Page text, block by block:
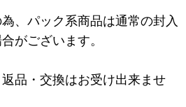
、パック系商品は通常の封入
がございます。
品・交換はお受け出来ませ